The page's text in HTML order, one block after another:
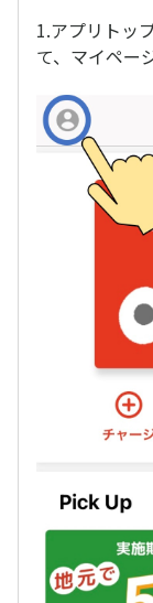
1.アプリトッ
て、マイペー